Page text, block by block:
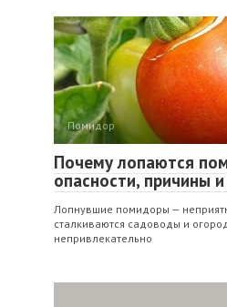
Помидор
Почему лопаются
опасности, причины
Лопнувшие помидоры —
сталкиваются садоводы и
непривлекательно